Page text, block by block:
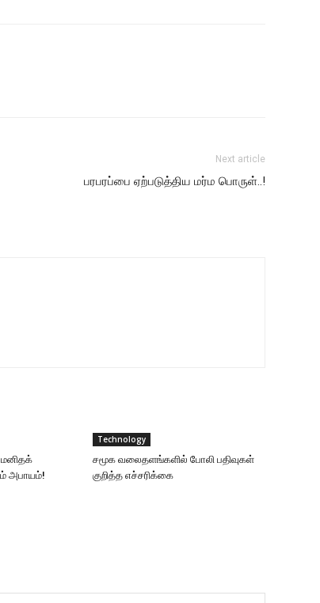
Next article
பரபரப்பை ஏற்படுத்திய மர்ம பொருள்..!
அபாயம்!
Technology
சமூக வலைதளங்களில் போலி பதிவுகள்
குறித்த எச்சரிக்கை